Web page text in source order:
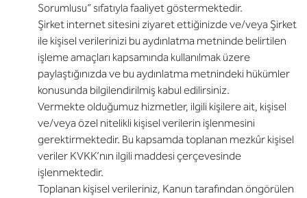
Sorumlusu” sıfatıyla faaliyet göstermektedir.
Şirket internet sitesini ziyaret ettiğinizde ve/veya Şirket
ile kişisel verilerinizi bu aydınlatma metninde belirtilen
işleme amaçları kapsamında kullanılmak üzere
paylaştığınızda ve bu aydınlatma metnindeki hükümler
konusunda bilgilendirilmiş kabul edilirsiniz.
Vermekte olduğumuz hizmetler, ilgili kişilere ait, kişisel
ve/veya özel nitelikli kişisel verilerin işlenmesini
gerektirmektedir. Bu kapsamda toplanan mezkûr kişisel
veriler KVKK’nın ilgili maddesi çerçevesinde
işlenmektedir.
Toplanan kişisel verileriniz, Kanun tarafından öngörülen